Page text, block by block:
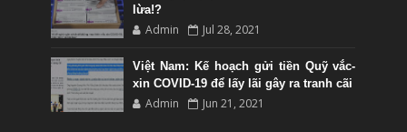
lừa!?
Admin Jul 28, 2021
Việt Nam: Kế hoạch gửi tiền Quỹ vắc-
xin COVID-19 để lấy lãi gây ra tranh cãi
Admin Jun 21, 2021